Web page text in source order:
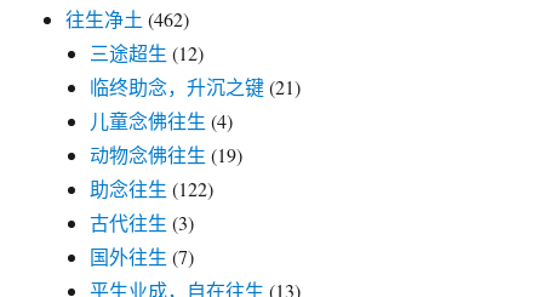
往生净土 (462)
三途超生 (12)
临终助念，升沉之键(21)
儿童念佛往生 (4)
动物念佛往生 (19)
助念往生 (122)
古代往生 (3)
国外往生 (7)
平生业成，自在往生 (13)